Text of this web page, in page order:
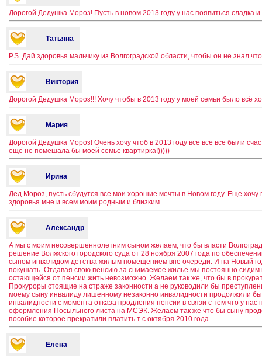
Дорогой Дедушка Мороз! Пусть в новом 2013 году у нас появиться сладка
Татьяна
P.S. Дай здоровья мальчику из Волгоградской области, чтобы он не знал
Виктория
Дорогой Дедушка Мороз!!! Хочу чтобы в 2013 году у моей семьи было всё
Мария
Дорогой Дедушка Мороз! Очень хочу чтоб в 2013 году все все все были
ещё не помешала бы моей семье квартирка!)))))
Ирина
Дед Мороз, пусть сбудутся все мои хорошие мечты в Новом году. Еще
здоровья мне и всем моим родным и близким.
Александр
А мы с моим несовершеннолетним сыном желаем, что бы власти
решение Волжского городского суда от 28 ноября 2007 года по
сыном инвалидом детства жилым помещением вне очереди. И на Новый
покушать. Отдавая свою пенсию за снимаемое жилье мы постоянно сидим
остающейся от пенсии жить невозможно. Желаем так же, что бы в
Прокуроры стоящие на страже законности а не руководили бы
моему сыну инвалиду лишенному незаконно инвалидности продолжили
инвалидности с момента отказа продления пенсии в связи с тем что у нас
оформления Посыльного листа на МСЭК. Желаем так же что бы сыну
пособие которое прекратили платить т с октября 2010 года
Елена